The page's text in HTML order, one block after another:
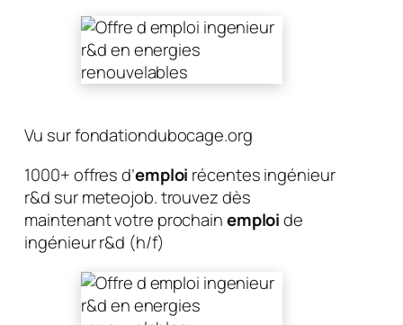
Vu sur fondationdubocage.org
1000+ offres d’emploi récentes ingénieur
r&d sur meteojob. trouvez dès
maintenant votre prochainemploide
ingénieur r&d (h/f)